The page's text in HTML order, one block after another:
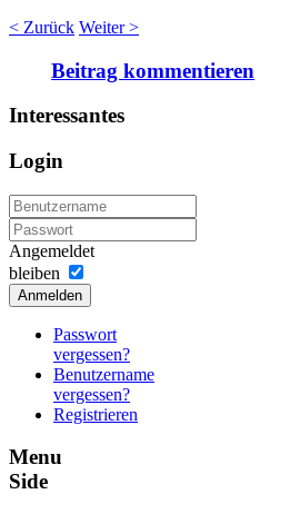
< Zurück Weiter >
Beitrag kommentieren
Interessantes
Login
Angemeldet
bleiben
Anmelden
Passwort
vergessen?
Benutzername
vergessen?
Registrieren
Menu
Side